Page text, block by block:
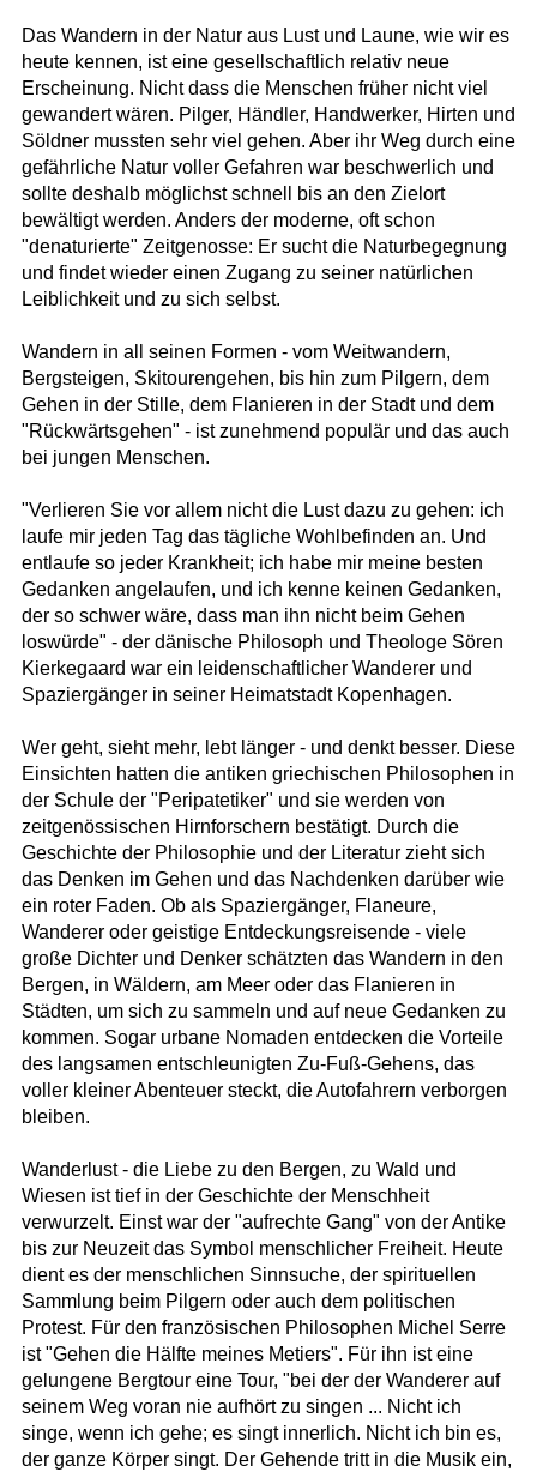
Das Wandern in der Natur aus Lust und Laune, wie wir es
heute kennen, ist eine gesellschaftlich relativ neue
Erscheinung. Nicht dass die Menschen früher nicht viel
gewandert wären. Pilger, Händler, Handwerker, Hirten und
Söldner mussten sehr viel gehen. Aber ihr Weg durch eine
gefährliche Natur voller Gefahren war beschwerlich und
sollte deshalb möglichst schnell bis an den Zielort
bewältigt werden. Anders der moderne, oft schon
"denaturierte" Zeitgenosse: Er sucht die Naturbegegnung
und findet wieder einen Zugang zu seiner natürlichen
Leiblichkeit und zu sich selbst.
Wandern in all seinen Formen - vom Weitwandern,
Bergsteigen, Skitourengehen, bis hin zum Pilgern, dem
Gehen in der Stille, dem Flanieren in der Stadt und dem
"Rückwärtsgehen" - ist zunehmend populär und das auch
bei jungen Menschen.
"Verlieren Sie vor allem nicht die Lust dazu zu gehen: ich
laufe mir jeden Tag das tägliche Wohlbefinden an. Und
entlaufe so jeder Krankheit; ich habe mir meine besten
Gedanken angelaufen, und ich kenne keinen Gedanken,
der so schwer wäre, dass man ihn nicht beim Gehen
loswürde" - der dänische Philosoph und Theologe Sören
Kierkegaard war ein leidenschaftlicher Wanderer und
Spaziergänger in seiner Heimatstadt Kopenhagen.
Wer geht, sieht mehr, lebt länger - und denkt besser. Diese
Einsichten hatten die antiken griechischen Philosophen in
der Schule der "Peripatetiker" und sie werden von
zeitgenössischen Hirnforschern bestätigt. Durch die
Geschichte der Philosophie und der Literatur zieht sich
das Denken im Gehen und das Nachdenken darüber wie
ein roter Faden. Ob als Spaziergänger, Flaneure,
Wanderer oder geistige Entdeckungsreisende - viele
große Dichter und Denker schätzten das Wandern in den
Bergen, in Wäldern, am Meer oder das Flanieren in
Städten, um sich zu sammeln und auf neue Gedanken zu
kommen. Sogar urbane Nomaden entdecken die Vorteile
des langsamen entschleunigten Zu-Fuß-Gehens, das
voller kleiner Abenteuer steckt, die Autofahrern verborgen
bleiben.
Wanderlust - die Liebe zu den Bergen, zu Wald und
Wiesen ist tief in der Geschichte der Menschheit
verwurzelt. Einst war der "aufrechte Gang" von der Antike
bis zur Neuzeit das Symbol menschlicher Freiheit. Heute
dient es der menschlichen Sinnsuche, der spirituellen
Sammlung beim Pilgern oder auch dem politischen
Protest. Für den französischen Philosophen Michel Serre
ist "Gehen die Hälfte meines Metiers". Für ihn ist eine
gelungene Bergtour eine Tour, "bei der der Wanderer auf
seinem Weg voran nie aufhört zu singen ... Nicht ich
singe, wenn ich gehe; es singt innerlich. Nicht ich bin es,
der ganze Körper singt. Der Gehende tritt in die Musik ein,